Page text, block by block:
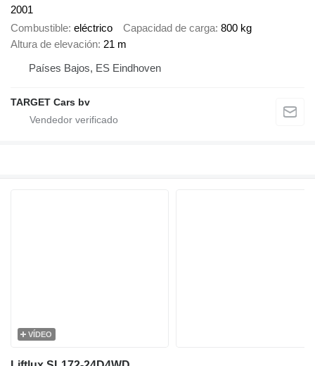
2001
Combustible eléctrico Capacidad de carga 800 kg
Altura de elevación 21 m
Países Bajos, ES Eindhoven
TARGET Cars bv
VÍDEO